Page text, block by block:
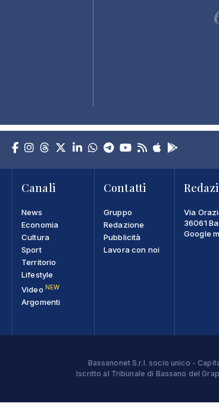
Canali
News
Economia
Cultura
Sport
Territorio
Lifestyle
Video NEW
Argomenti
Contatti
Gruppo
Redazione
Pubblicità
Lavora con noi
Via
36061
Google
Bassanonet S.r.l. socio unico -
Iscritto al Tribunale di Bassano del